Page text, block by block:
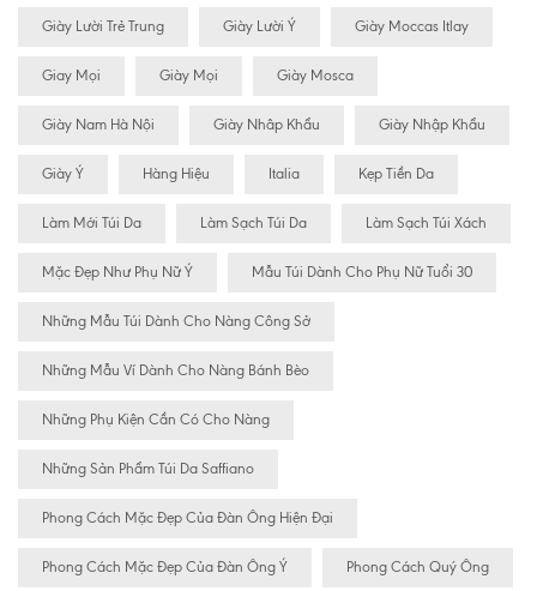
Giày Lười Trẻ Trung Giày Lười Ý Giày Moccas Itlay
Giay Mọi Giày Mọi Giày Mosca
Giày Nam Hà Nội Giày Nhâp Khẩu Giày Nhập Khẩu
Giày Ý Hàng Hiệu Italia Kẹp Tiền Da
Làm Mới Túi Da Làm Sạch Túi Da Làm Sạch Túi Xách
Mặc Đẹp Như Phụ Nữ Ý Mẫu Túi Dành Cho Phụ Nữ Tuổi 30
Những Mẫu Túi Dành Cho Nàng Công Sở
Những Mẫu Ví Dành Cho Nàng Bánh Bèo
Những Phụ Kiện Cần Có Cho Nàng
Những Sản Phẩm Túi Da Saffiano
Phong Cách Mặc Đẹp Của Đàn Ông Hiện Đại
Phong Cách Mặc Đẹp Của Đàn Ông Ý Phong Cách Quý Ông